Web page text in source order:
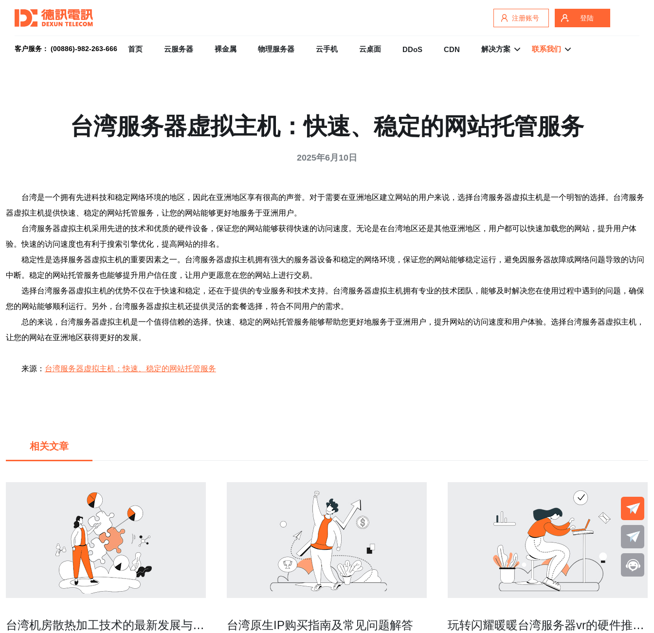
注册账号 登陆
客户服务： (00886)-982-263-666 首页 云服务器 裸金属 物理服务器 云手机 云桌面 DDoS CDN 解决方案 联系我们
台湾服务器虚拟主机：快速、稳定的网站托管服务
2025年6月10日
台湾是一个拥有先进科技和稳定网络环境的地区，因此在亚洲地区享有很高的声誉。对于需要在亚洲地区建立网站的用户来说，选择台湾服务器虚拟主机是一个明智的选择。台湾服务
器虚拟主机提供快速、稳定的网站托管服务，让您的网站能够更好地服务于亚洲用户。
台湾服务器虚拟主机采用先进的技术和优质的硬件设备，保证您的网站能够获得快速的访问速度。无论是在台湾地区还是其他亚洲地区，用户都可以快速加载您的网站，提升用户体
验。快速的访问速度也有利于搜索引擎优化，提高网站的排名。
稳定性是选择服务器虚拟主机的重要因素之一。台湾服务器虚拟主机拥有强大的服务器设备和稳定的网络环境，保证您的网站能够稳定运行，避免因服务器故障或网络问题导致的访问
中断。稳定的网站托管服务也能够提升用户信任度，让用户更愿意在您的网站上进行交易。
选择台湾服务器虚拟主机的优势不仅在于快速和稳定，还在于提供的专业服务和技术支持。台湾服务器虚拟主机拥有专业的技术团队，能够及时解决您在使用过程中遇到的问题，确保
您的网站能够顺利运行。另外，台湾服务器虚拟主机还提供灵活的套餐选择，符合不同用户的需求。
总的来说，台湾服务器虚拟主机是一个值得信赖的选择。快速、稳定的网站托管服务能够帮助您更好地服务于亚洲用户，提升网站的访问速度和用户体验。选择台湾服务器虚拟主机，
让您的网站在亚洲地区获得更好的发展。
来源： 台湾服务器虚拟主机：快速、稳定的网站托管服务
相关文章
台湾机房散热加工技术的最新发展与应
台湾原生IP购买指南及常见问题解答
玩转闪耀暖暖台湾服务器vr的硬件推荐